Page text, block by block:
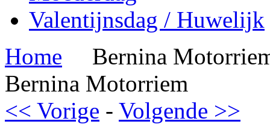
Valentijnsdag / Huwelijk
Home
Bernina
Bernina Motorriem
<< Vorige - Volgende >>